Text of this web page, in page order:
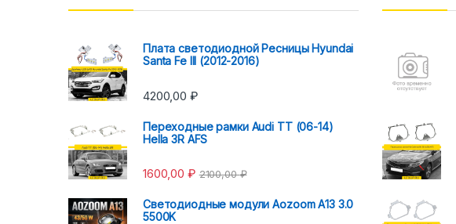
Плата светодиодной Ресницы Hyundai
Santa Fe III (2012-2016)
4200,00 ₽
Переходные рамки Audi TT (06-14)
Hella 3R AFS
1600,00 ₽ 2100,00₽
Светодиодные модули Aozoom A13 3.0
5500K